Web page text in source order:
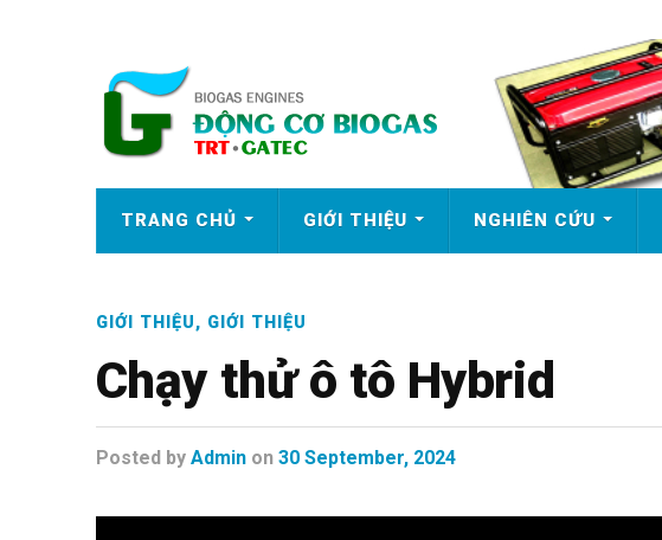
TRANG CHỦ GIỚI THIỆU NGHIÊN CỨU
GIỚI THIỆU, GIỚI THIỆU
Chạy thử ô tô Hybrid
Posted by Admin on 30 September, 2024